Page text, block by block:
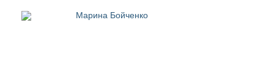
Марина Бойченко